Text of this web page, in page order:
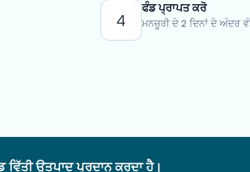
4
ਫੰਡ ਪ੍ਰਾਪਤ ਕਰੋ
ਮਨਜ਼ੂਰੀ ਦੇ 2 ਦਿਨਾਂ ਦੇ ਅੰਦਰ
ਉਤਪਾਦ ਪ੍ਰਦਾਨ ਕਰਦਾ ਹੈ।